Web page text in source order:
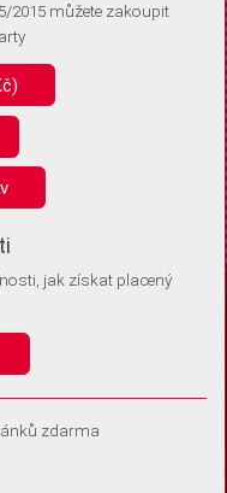
ukládat žádné informace
o souhlas s
zařízení, a
zařízení, abychom se
později upravit ve Správě
2015 můžete zakoupit
jak získat placený
zdarma